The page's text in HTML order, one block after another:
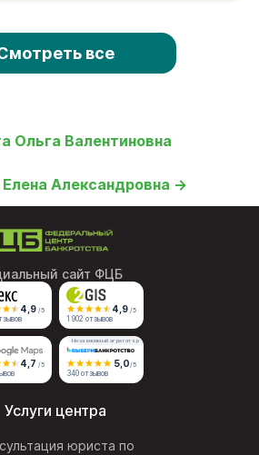
все
Ольга Валентиновна
Александровна →
сайт ФЦБ
4,9 /5 4,9 /5
1 902 отзывов
4,7 /5
Независимый агрегатор
5,0/5
340 отзывов
Услуги центра
юриста по